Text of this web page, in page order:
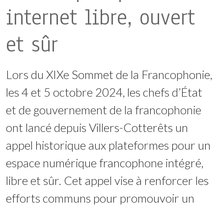
internet libre, ouvert
et sûr
Lors du XIXe Sommet de la Francophonie,
les 4 et 5 octobre 2024, les chefs d’État
et de gouvernement de la francophonie
ont lancé depuis Villers-Cotterêts un
appel historique aux plateformes pour un
espace numérique francophone intégré,
libre et sûr. Cet appel vise à renforcer les
efforts communs pour promouvoir un